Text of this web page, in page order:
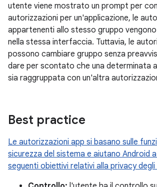
utente viene mostrato un prompt per
autorizzazioni per un'applicazione, le
appartenenti allo stesso gruppo
nella stessa interfaccia. Tuttavia, le
possono cambiare gruppo senza
dare per scontato che una determinata
sia raggruppata con un'altra
Best practice
Le autorizzazioni app si basano sulle
sicurezza del sistema e aiutano Android
seguenti obiettivi relativi alla privacy